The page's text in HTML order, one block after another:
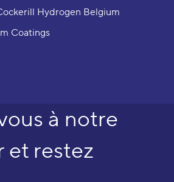
Hydrogen Belgium
Coatings
à notre
et restez